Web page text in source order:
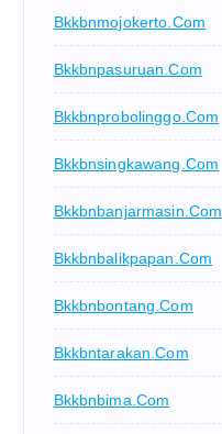
Bkkbnmojokerto.com
Bkkbnpasuruan.com
Bkkbnprobolinggo.com
Bkkbnsingkawang.com
Bkkbnbanjarmasin.com
Bkkbnbalikpapan.com
Bkkbnbontang.com
Bkkbntarakan.com
Bkkbnbima.com